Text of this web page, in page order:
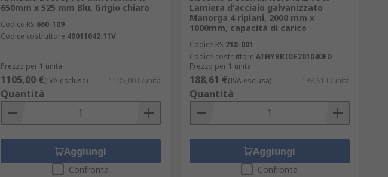
650mm x 525 mm Blu, Grigio chiaro
Codice RS 660-109
Codice costruttore 40011042.11V
Prezzo per 1 unità
1105,00 €(IVA esclusa) 1105,00 €/unità
Quantità
Aggiungi
Confronta
Lamiera d'acciaio galvanizzato
Manorga 4 ripiani, 2000 mm x
1000mm, capacità di carico
Codice RS 218-001
Codice costruttore ATHYBRIDE201040ED
Prezzo per 1 unità
188,61 €(IVA esclusa) 188,61 €/unità
Quantità
Aggiungi
Confronta